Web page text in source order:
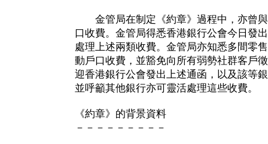
金管局在制定《約章》過程中，亦曾與
口收費。金管局得悉香港銀行公會今日發
處理上述兩類收費。金管局亦知悉多間零
動戶口收費，並豁免向所有弱勢社群客戶
迎香港銀行公會發出上述通函，以及該等
並呼籲其他銀行亦可靈活處理這些收費。
《約章》的背景資料
－－－－－－－－－